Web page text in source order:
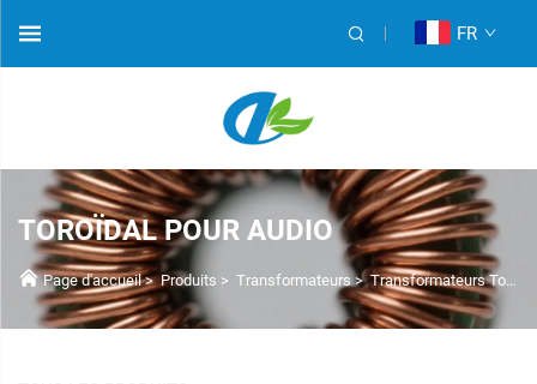
FR
TOROÏDAL POUR AUDIO
Page d'accueil>Produits > Transformateurs>Transformateurs Toriques